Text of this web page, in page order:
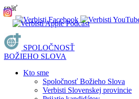
späť
SPOLOČNOSŤ
BOŽIEHO SLOVA
Kto sme
Spoločnosť Božieho Slova
Verbisti Slovenskej provincie